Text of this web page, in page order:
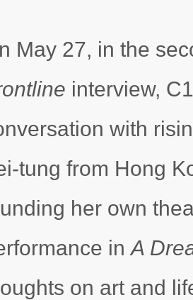
May 27, in the
interview,
with
tung from Hong
her own
in A
on art and